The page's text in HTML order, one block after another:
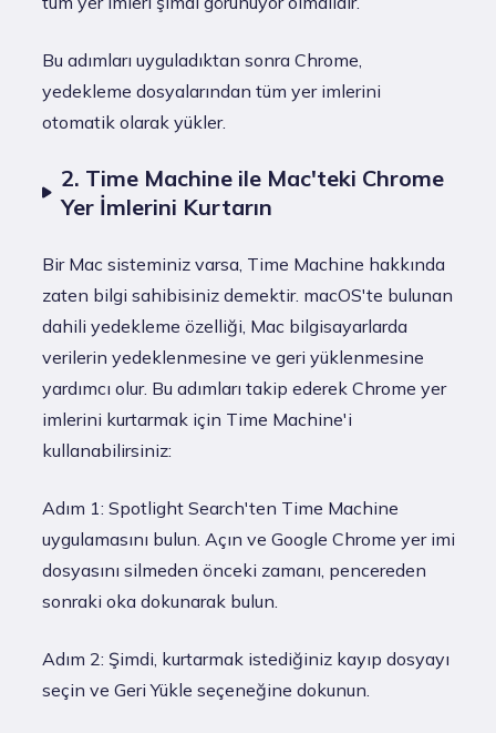
Bu adımları uyguladıktan sonra Chrome,
yedekleme dosyalarından tüm yer imlerini
otomatik olarak yükler.
2. Time Machine ile Mac'teki Chrome
Yer İmlerini Kurtarın
Bir Mac sisteminiz varsa, Time Machine hakkında
zaten bilgi sahibisiniz demektir. macOS'te bulunan
dahili yedekleme özelliği, Mac bilgisayarlarda
verilerin yedeklenmesine ve geri yüklenmesine
yardımcı olur. Bu adımları takip ederek Chrome yer
imlerini kurtarmak için Time Machine'i
kullanabilirsiniz:
Adım 1: Spotlight Search'ten Time Machine
uygulamasını bulun. Açın ve Google Chrome yer imi
dosyasını silmeden önceki zamanı, pencereden
sonraki oka dokunarak bulun.
Adım 2: Şimdi, kurtarmak istediğiniz kayıp dosyayı
seçin ve Geri Yükle seçeneğine dokunun.